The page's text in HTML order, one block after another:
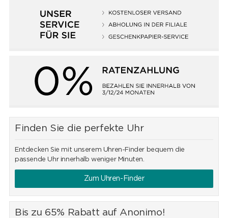
Finden Sie die perfekte Uhr
Entdecken Sie mit unserem Uhren-Finder bequem die
passende Uhr innerhalb weniger Minuten.
Zum Uhren-Finder
Bis zu 65% Rabatt auf Anonimo!